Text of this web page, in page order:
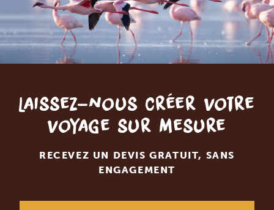
Laissez-nous créer votre
voyage sur mesure
RECEVEZ UN DEVIS GRATUIT, SANS
ENGAGEMENT